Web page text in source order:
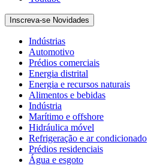
Inscreva-se Novidades
Indústrias
Automotivo
Prédios comerciais
Energia distrital
Energia e recursos naturais
Alimentos e bebidas
Indústria
Marítimo e offshore
Hidráulica móvel
Refrigeração e ar condicionado
Prédios residenciais
Água e esgoto